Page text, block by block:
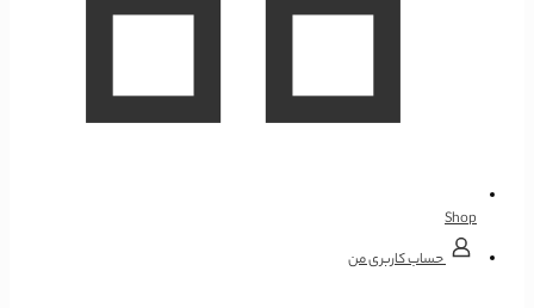
Shop
حساب کاربری من